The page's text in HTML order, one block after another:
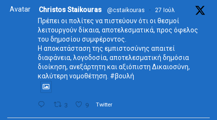
Avatar Christos Staikouras @cstaikouras · 27 Ιούλ
Πρέπει οι πολίτες να πιστεύουν ότι οι θεσμοί
λειτουργούν δίκαια, αποτελεσματικά, προς όφελος
του δημοσίου συμφέροντος.
Η αποκατάσταση της εμπιστοσύνης απαιτεί
διαφάνεια, λογοδοσία, αποτελεσματική δημόσια
διοίκηση, ανεξάρτητη και αξιόπιστη Δικαιοσύνη,
καλύτερη νομοθέτηση. #βουλή
3 9 Twitter